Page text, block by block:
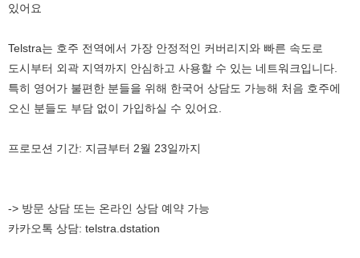
있어요
Telstra는 호주 전역에서 가장 안정적인 커버리지와 빠른 속도로
도시부터 외곽 지역까지 안심하고 사용할 수 있는 네트워크입니다.
특히 영어가 불편한 분들을 위해 한국어 상담도 가능해 처음 호주에
오신 분들도 부담 없이 가입하실 수 있어요.
프로모션 기간: 지금부터 2월 23일까지
-> 방문 상담 또는 온라인 상담 예약 가능
카카오톡 상담: telstra.dstation